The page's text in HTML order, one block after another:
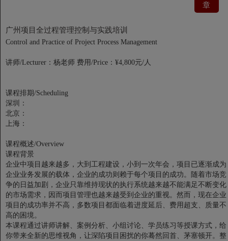
章
广州项目全过程管理控制与实践培训
Control and Practice of Project Process Management
讲师/Lecturer：杨老师 费用/Price：¥4,800元/人
课程排期/Scheduling
深圳：
北京：
上海：
课程概述/Overview
课程背景
企业中项目越来越多，大到工程建设，小到一次年会，项目已逐渐成为
企业业务发展的载体，企业的成功则赖于每个项目的成功。随着市场竞
争的日益加剧，企业只靠维持现状的执行系统越来越不能满足不断变化
的市场需求，因而项目管理也越来越受到企业的重视。然而，现在企业
项目的成功率并不高，多数项目都面临着进度延后、费用超支、质量不
高的困境。
本课程通过讲师讲解、案例分析、小组讨论、学员练习等授课方式，给
你带来全新的思维视角，让深陷项目困扰的你蓦然回首、茅塞顿开。整